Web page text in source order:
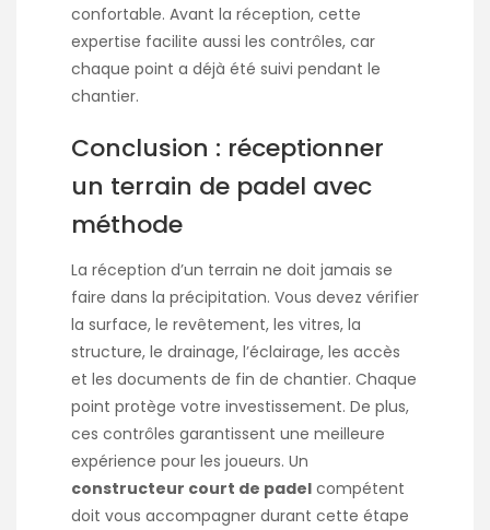
confortable. Avant la réception, cette
expertise facilite aussi les contrôles, car
chaque point a déjà été suivi pendant le
chantier.
Conclusion : réceptionner
un terrain de padel avec
méthode
La réception d’un terrain ne doit jamais se
faire dans la précipitation. Vous devez vérifier
la surface, le revêtement, les vitres, la
structure, le drainage, l’éclairage, les accès
et les documents de fin de chantier. Chaque
point protège votre investissement. De plus,
ces contrôles garantissent une meilleure
expérience pour les joueurs. Un
constructeur court de padel compétent
doit vous accompagner durant cette étape